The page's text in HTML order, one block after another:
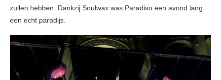
zullen hebben. Dankzij Soulwax was Paradiso een avond lang
een echt paradijs.